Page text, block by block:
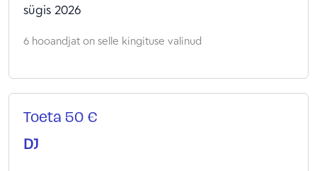
sügis 2026
6 hooandjat on selle kingituse valinud
Toeta 50 €
DJ